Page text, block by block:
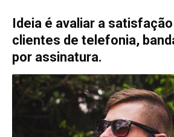
Ideia é avaliar a
clientes de telefonia,
por assinatura.